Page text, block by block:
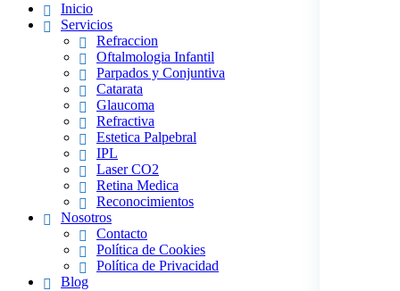
Inicio
Servicios
Refraccion
Oftalmologia Infantil
Parpados y Conjuntiva
Catarata
Glaucoma
Refractiva
Estetica Palpebral
IPL
Laser CO2
Retina Medica
Reconocimientos
Nosotros
Contacto
Política de Cookies
Política de Privacidad
Blog